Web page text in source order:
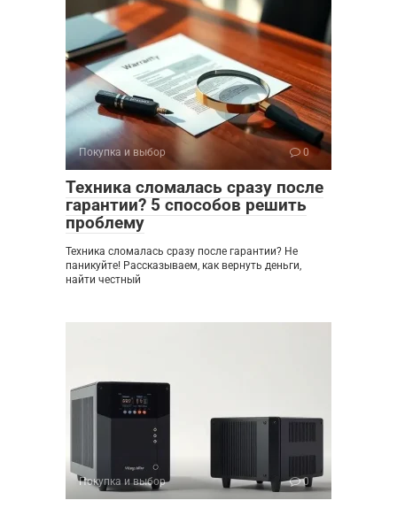
Покупка и выбор 0
Техника сломалась сразу после
гарантии? 5 способов решить
проблему
Техника сломалась сразу после гарантии? Не
паникуйте! Рассказываем, как вернуть деньги,
найти честный
Покупка и выбор 0